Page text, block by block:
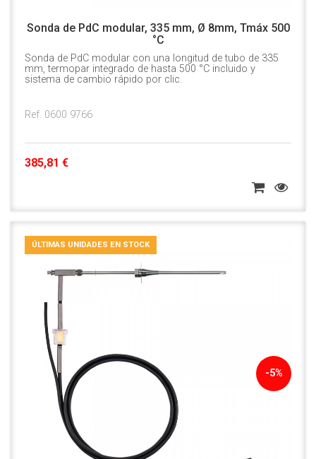
Sonda de PdC modular, 335 mm, Ø 8mm, Tmáx 500
°C
Sonda de PdC modular con una longitud de tubo de 335
mm, termopar integrado de hasta 500 °C incluido y
sistema de cambio rápido por clic.
Ref. 0600 9766
385,81 €
-5%
ÚLTIMAS UNIDADES EN STOCK